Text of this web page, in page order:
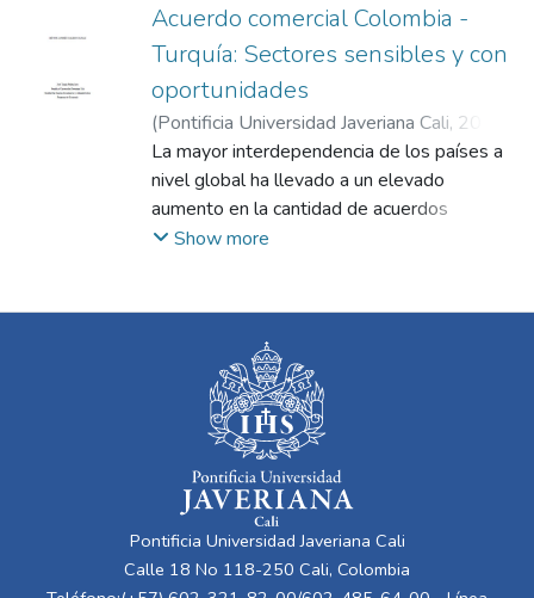
Acuerdo comercial Colombia -
Turquía: Sectores sensibles y con
oportunidades
(Pontificia Universidad Javeriana Cali, 2021
Calero Cajigas, Héctor Andrés ;Peláez Soto,
José Tomás
La mayor interdependencia de los países a
nivel global ha llevado a un elevado
aumento en la cantidad de acuerdos
comerciales Este estudio tiene como
productivos (afectados positivamente) en el
acuerdo comercial Colombia – Turquía. Para
identificar qué sectores se verán
beneficiados y qué sectores se verán
afectados se utilizará el Índice de Ventaja
Comparativa Revelada de Bela Balassa y el
Índice de Intensidad Importadora. La
extracción de los datos se realizará por
medio de fuentes estadísticas oficiales
Show more
Pontificia Universidad Javeriana Cali
Calle 18 No 118-250 Cali, Colombia